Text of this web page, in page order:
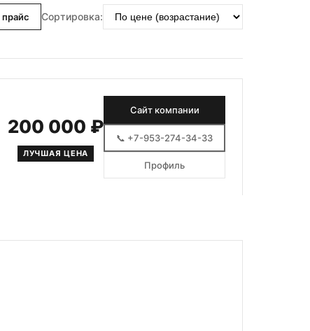
Сортировка:
200 000 ₽
ЛУЧШАЯ ЦЕНА
Сайт компании
📞 +7-953-274-34-33
Профиль